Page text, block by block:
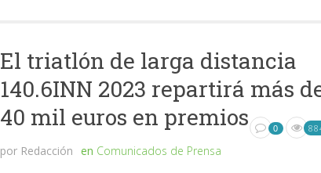
El triatlón de larga distancia
140.6INN 2023 repartirá más
40 mil euros en premios
por Redacción en Comunicados de Prensa
0